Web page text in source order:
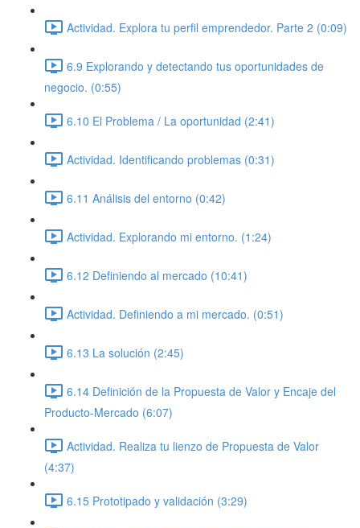
Actividad. Explora tu perfil emprendedor. Parte 2 (0:09)
6.9 Explorando y detectando tus oportunidades de
negocio. (0:55)
6.10 El Problema / La oportunidad (2:41)
Actividad. Identificando problemas (0:31)
6.11 Análisis del entorno (0:42)
Actividad. Explorando mi entorno. (1:24)
6.12 Definiendo al mercado (10:41)
Actividad. Definiendo a mi mercado. (0:51)
6.13 La solución (2:45)
6.14 Definición de la Propuesta de Valor y Encaje del
Producto-Mercado (6:07)
Actividad. Realiza tu lienzo de Propuesta de Valor
(4:37)
6.15 Prototipado y validación (3:29)